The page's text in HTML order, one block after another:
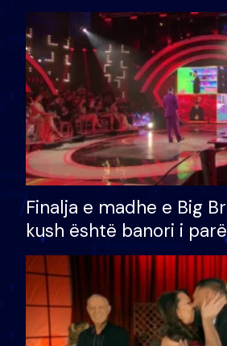
Finalja e madhe e Big
kush është banori i
shtëpinë dhe humb
të fituar çmimin e madh